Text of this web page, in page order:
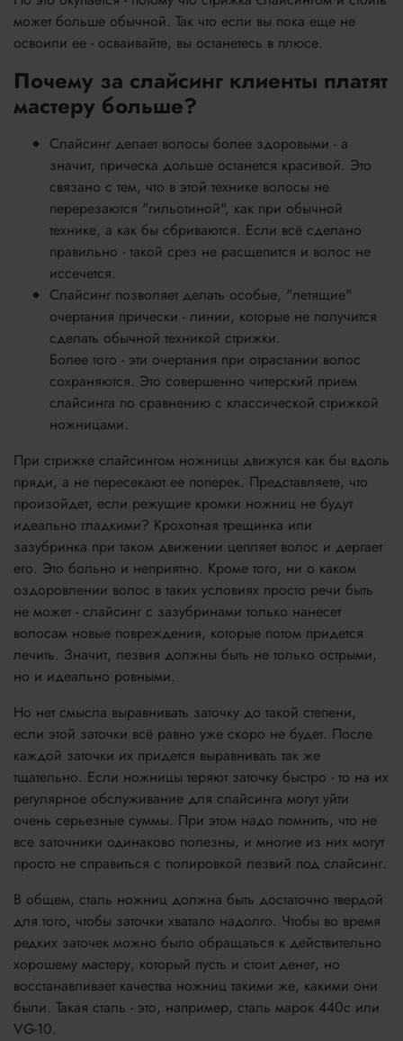
может больше обычной. Так что если вы пока еще не
освоили ее - осваивайте, вы останетесь в плюсе.
Почему за слайсинг клиенты платят
мастеру больше?
Слайсинг делает волосы более здоровыми - а
значит, прическа дольше останется красивой. Это
связано с тем, что в этой технике волосы не
перерезаются "гильотиной", как при обычной
технике, а как бы сбриваются. Если всё сделано
правильно - такой срез не расщепится и волос не
иссечется.
Слайсинг позволяет делать особые, "летящие"
очертания прически - линии, которые не получится
сделать обычной техникой стрижки.
Более того - эти очертания при отрастании волос
сохраняются. Это совершенно читерский прием
слайсинга по сравнению с классической стрижкой
ножницами.
При стрижке слайсингом ножницы движутся как бы вдоль
пряди, а не пересекают ее поперек. Представляете, что
произойдет, если режущие кромки ножниц не будут
идеально гладкими? Крохотная трещинка или
зазубринка при таком движении цепляет волос и дергает
его. Это больно и неприятно. Кроме того, ни о каком
оздоровлении волос в таких условиях просто речи быть
не может - слайсинг с зазубринами только нанесет
волосам новые повреждения, которые потом придется
лечить. Значит, лезвия должны быть не только острыми,
но и идеально ровными.
Но нет смысла выравнивать заточку до такой степени,
если этой заточки всё равно уже скоро не будет. После
каждой заточки их придется выравнивать так же
тщательно. Если ножницы теряют заточку быстро - то на их
регулярное обслуживание для слайсинга могут уйти
очень серьезные суммы. При этом надо помнить, что не
все заточники одинаково полезны, и многие из них могут
просто не справиться с полировкой лезвий под слайсинг.
В общем, сталь ножниц должна быть достаточно твердой
для того, чтобы заточки хватало надолго. Чтобы во время
редких заточек можно было обращаться к действительно
хорошему мастеру, который пусть и стоит денег, но
восстанавливает качества ножниц такими же, какими они
были. Такая сталь - это, например, сталь марок 440c или
VG-10.